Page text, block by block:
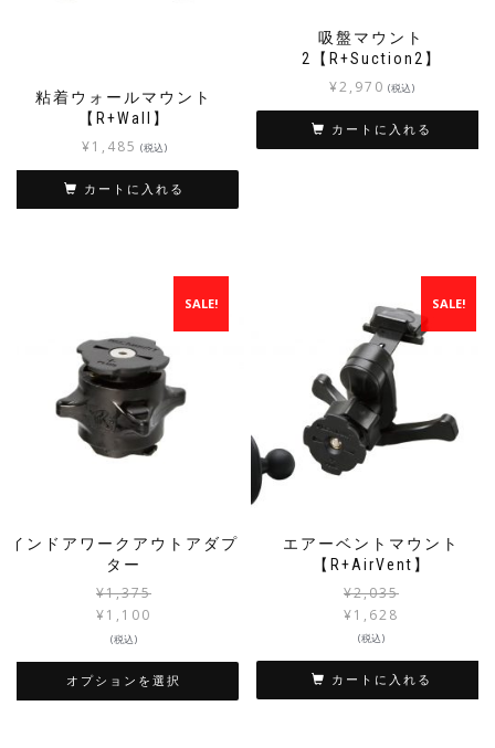
粘着ウォールマウント
【R+Wall】
¥1,485 (税込)
カートに入れる
吸盤マウント
2【R+Suction2】
¥2,970 (税込)
カートに入れる
インドアワークアウトアダプ
ター
SALE!
¥1,375
¥1,100
(税込)
オプションを選択
エアーベントマウント
【R+AirVent】
SALE!
¥2,035
¥1,628
(税込)
カートに入れる